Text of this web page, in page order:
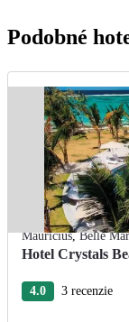
Podobné
Maurícius,Belle
Hotel Crystals
4.0
3 recenzie